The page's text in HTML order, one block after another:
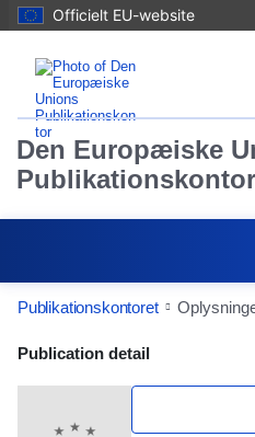
Officielt EU-website
Den Europæiske
Publikationskontor
Publikationskontoret
Publication Detail
Publication detail